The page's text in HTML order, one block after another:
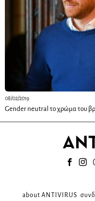
08/02/2019
Gender neutral το χρώμα του
about ANTIVIRUS